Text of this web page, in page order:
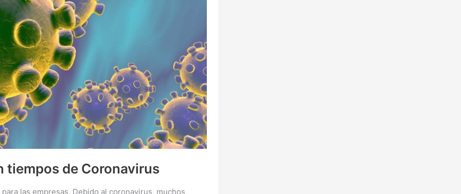
tiempos de Coronavirus
las empresas. Debido al coronavirus, muchos